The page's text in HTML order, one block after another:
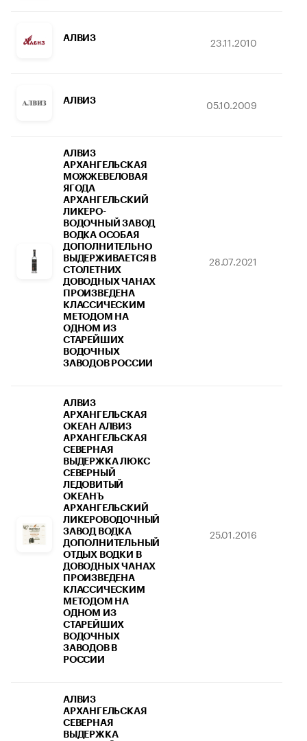
АЛВИЗ 23.11.2010
АЛВИЗ 05.10.2009
АЛВИЗ
АРХАНГЕЛЬСКАЯ
МОЖЖЕВЕЛОВАЯ
ЯГОДА
АРХАНГЕЛЬСКИЙ
ЛИКЕРО-
ВОДОЧНЫЙ ЗАВОД
ВОДКА ОСОБАЯ
ДОПОЛНИТЕЛЬНО
ВЫДЕРЖИВАЕТСЯ В
СТОЛЕТНИХ
ДОВОДНЫХ ЧАНАХ
ПРОИЗВЕДЕНА
КЛАССИЧЕСКИМ
МЕТОДОМ НА
ОДНОМ ИЗ
СТАРЕЙШИХ
ВОДОЧНЫХ
ЗАВОДОВ РОССИИ
28.07.2021
АЛВИЗ
АРХАНГЕЛЬСКАЯ
ОКЕАН АЛВИЗ
АРХАНГЕЛЬСКАЯ
СЕВЕРНАЯ
ВЫДЕРЖКА ЛЮКС
СЕВЕРНЫЙ
ЛЕДОВИТЫЙ
ОКЕАНЪ
АРХАНГЕЛЬСКИЙ
ЛИКЕРОВОДОЧНЫЙ
ЗАВОД ВОДКА
ДОПОЛНИТЕЛЬНЫЙ
ОТДЫХ ВОДКИ В
ДОВОДНЫХ ЧАНАХ
ПРОИЗВЕДЕНА
КЛАССИЧЕСКИМ
МЕТОДОМ НА
ОДНОМ ИЗ
СТАРЕЙШИХ
ВОДОЧНЫХ
ЗАВОДОВ В
РОССИИ
25.01.2016
АЛВИЗ
АРХАНГЕЛЬСКАЯ
СЕВЕРНАЯ
ВЫДЕРЖКА